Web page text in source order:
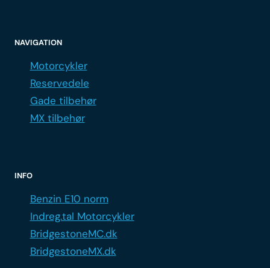
NAVIGATION
Motorcykler
Reservedele
Gade tilbehør
MX tilbehør
INFO
Benzin E10 norm
Indreg.tal Motorcykler
BridgestoneMC.dk
BridgestoneMX.dk